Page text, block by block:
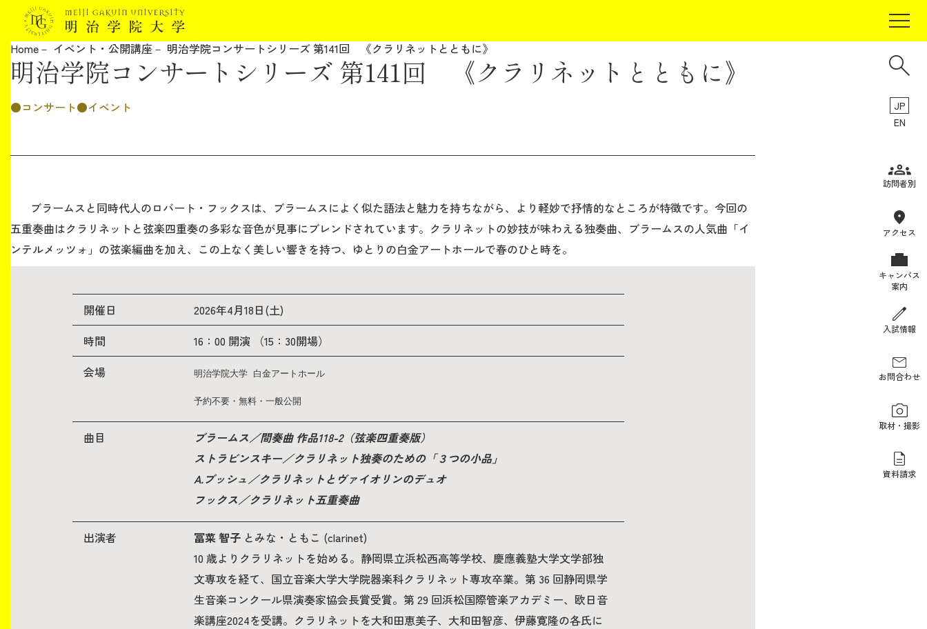
JP
EN
訪問者別
アクセス
キャンパス
案内
入試情報
お問合わせ
取材・撮影
資料請求
明治学院大学について
教育
留学・国際交流
キャリア
ボランティア
生涯学習・社会連携
2026年9月入学者向け 新入生サイト
Home イベント・公開講座 明治学院コンサートシリーズ 第141回 《クラリネットとともに》
明治学院コンサートシリーズ 第141回 《クラリネットとともに》
コンサート イベント
ブラームスと同時代人のロバート・フックスは、ブラームスによく似た語法と魅力を持ちながら、より軽妙で抒情的なところが特徴です。今回の
五重奏曲はクラリネットと弦楽四重奏の多彩な音色が見事にブレンドされています。クラリネットの妙技が味わえる独奏曲、ブラームスの人気曲「イ
ンテルメッツォ」の弦楽編曲を加え、この上なく美しい響きを持つ、ゆとりの白金アートホールで春のひと時を。
開催日
2026年4月18日(土)
時間
16：00 開演 （15：30開場）
会場
明治学院大学 白金アートホール
予約不要・無料・一般公開
曲目
ブラームス／間奏曲 作品118-2（弦楽四重奏版）
ストラビンスキー／クラリネット独奏のための「３つの小品」
A.ブッシュ／クラリネットとヴァイオリンのデュオ
フックス／クラリネット五重奏曲
出演者 冨菜 智子 とみな・ともこ (clarinet)
10 歳よりクラリネットを始める。静岡県立浜松西高等学校、慶應義塾大学文学部独
文専攻を経て、国立音楽大学大学院器楽科クラリネット専攻卒業。第 36 回静岡県学
生音楽コンクール県演奏家協会長賞受賞。第 29 回浜松国際管楽アカデミー、欧日音
楽講座2024を受講。クラリネットを大和田恵美子、大和田智彦、伊藤寛隆の各氏に